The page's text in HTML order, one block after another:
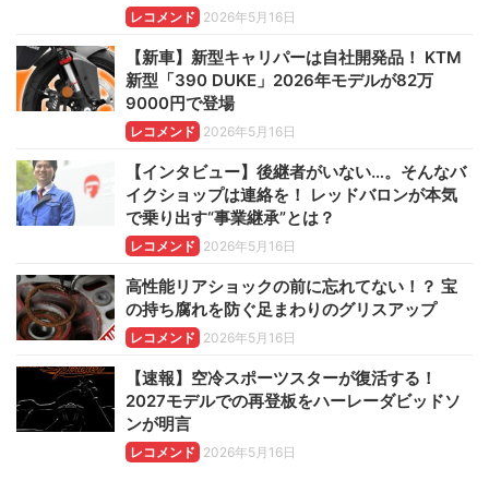
レコメンド 2026年5月16日
【新車】新型キャリパーは自社開発品！ KTM
新型「390 DUKE」2026年モデルが82万
9000円で登場
レコメンド 2026年5月16日
【インタビュー】後継者がいない…。そんなバ
イクショップは連絡を！ レッドバロンが本気
で乗り出す“事業継承”とは？
レコメンド 2026年5月16日
高性能リアショックの前に忘れてない！？ 宝
の持ち腐れを防ぐ足まわりのグリスアップ
レコメンド 2026年5月16日
【速報】空冷スポーツスターが復活する！
2027モデルでの再登板をハーレーダビッドソ
ンが明言
レコメンド 2026年5月16日